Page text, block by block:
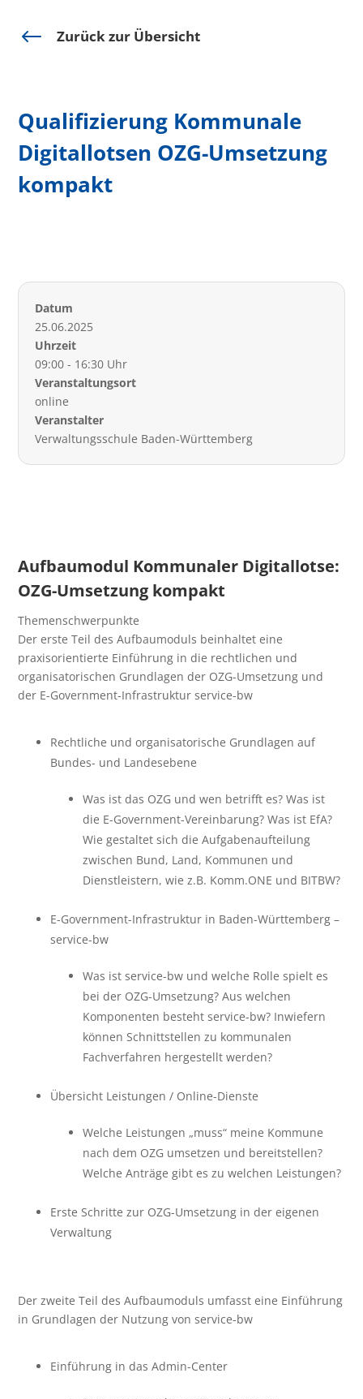
# Zurück zur Übersicht
Qualifizierung Kommunale
Digitallotsen OZG-Umsetzung
kompakt
Datum
25.06.2025
Uhrzeit
09:00 - 16:30 Uhr
Veranstaltungsort
online
Veranstalter
Verwaltungsschule Baden-Württemberg
Aufbaumodul Kommunaler Digitallotse:
OZG-Umsetzung kompakt
Themenschwerpunkte
Der erste Teil des Aufbaumoduls beinhaltet eine
praxisorientierte Einführung in die rechtlichen und
organisatorischen Grundlagen der OZG-Umsetzung und
der E-Government-Infrastruktur service-bw
Rechtliche und organisatorische Grundlagen auf
Bundes- und Landesebene
Was ist das OZG und wen betrifft es? Was ist
die E-Government-Vereinbarung? Was ist EfA?
Wie gestaltet sich die Aufgabenaufteilung
zwischen Bund, Land, Kommunen und
Dienstleistern, wie z.B. Komm.ONE und BITBW?
E-Government-Infrastruktur in Baden-Württemberg –
service-bw
Was ist service-bw und welche Rolle spielt es
bei der OZG-Umsetzung? Aus welchen
Komponenten besteht service-bw? Inwiefern
können Schnittstellen zu kommunalen
Fachverfahren hergestellt werden?
Übersicht Leistungen / Online-Dienste
Welche Leistungen „muss“ meine Kommune
nach dem OZG umsetzen und bereitstellen?
Welche Anträge gibt es zu welchen Leistungen?
Erste Schritte zur OZG-Umsetzung in der eigenen
Verwaltung
Der zweite Teil des Aufbaumoduls umfasst eine Einführung
in Grundlagen der Nutzung von service-bw
Einführung in das Admin-Center